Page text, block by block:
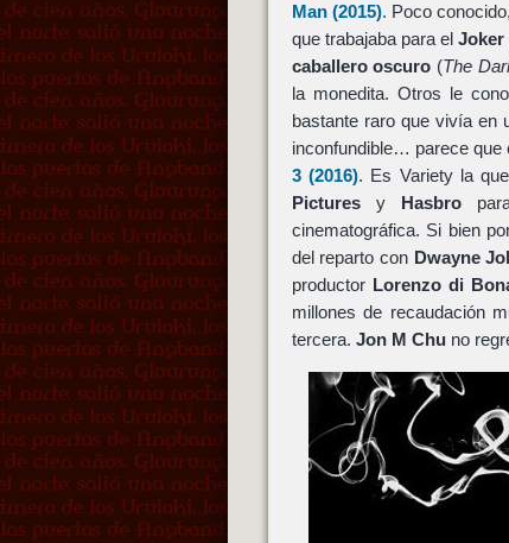
Man(2015). Poco
que trabajaba para el Joker
caballero oscuro (The
la monedita. Otros le
bastante raro que vivía en
inconfundible… parece
3(2016). Es Variety la
Picturesy Hasbro
cinematográfica. Si bien
del reparto con Dwayne
productor Lorenzo di
millones de recaudación
tercera. Jon M Chuno